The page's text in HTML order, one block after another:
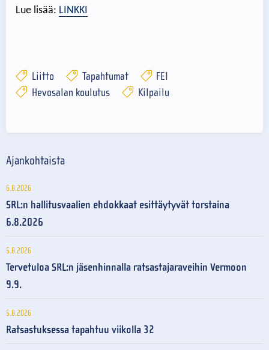
Lue lisää: LINKKI
Liitto Tapahtumat
FEI
Hevosalan koulutus
Kilpailu
Ajankohtaista
6.8.2026
SRL:n hallitusvaalien ehdokkaat esittäytyvät torstaina
6.8.2026
5.8.2026
Tervetuloa SRL:n jäsenhinnalla ratsastajaraveihin Vermoon
9.9.
5.8.2026
Ratsastuksessa tapahtuu viikolla 32